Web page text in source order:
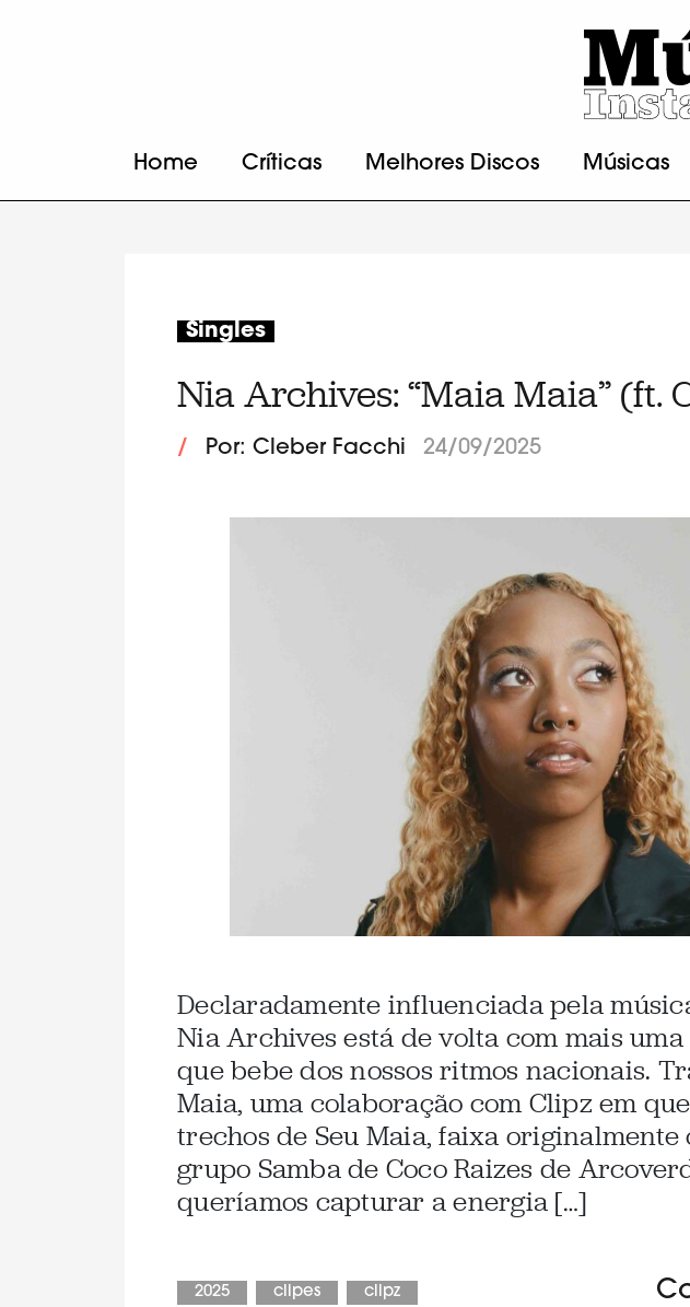
Home Críticas Melhores Discos Músicas
Singles
Nia Archives: “Maia Maia” (ft.
/ Por: Cleber Facchi 24/09/2025
Declaradamente influenciada pela
Nia Archives está de volta com mais
que bebe dos nossos ritmos nacionais.
Maia, uma colaboração com Clipz em
trechos de Seu Maia, faixa originalmente
grupo Samba de Coco Raizes de
queríamos capturar a energia […]
2025 clipes clipz